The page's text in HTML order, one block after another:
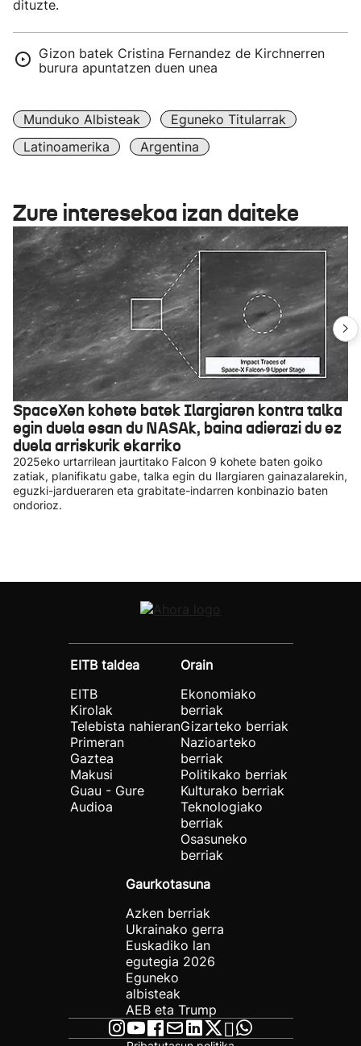
dituzte.
Gizon batek Cristina Fernandez de Kirchnerren
burura apuntatzen duen unea
Munduko Albisteak
Eguneko Titularrak
Latinoamerika
Argentina
Zure interesekoa izan daiteke
SpaceXen kohete batek Ilargiaren kontra talka
egin duela esan du NASAk, baina adierazi du ez
duela arriskurik ekarriko
2025eko urtarrilean jaurtitako Falcon 9 kohete baten goiko
zatiak, planifikatu gabe, talka egin du Ilargiaren gainazalarekin,
eguzki-jardueraren eta grabitate-indarren konbinazio baten
ondorioz.
EITB taldea
EITB
Kirolak
Telebista nahieran
Primeran
Gaztea
Makusi
Guau - Gure
Audioa
Orain
Ekonomiako
berriak
Gizarteko berriak
Nazioarteko
berriak
Politikako berriak
Kulturako berriak
Teknologiako
berriak
Osasuneko
berriak
Gaurkotasuna
Azken berriak
Ukrainako gerra
Euskadiko lan
egutegia 2026
Eguneko
albisteak
AEB eta Trump